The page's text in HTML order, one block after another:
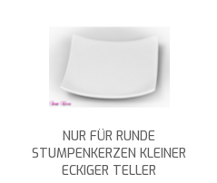
NUR FÜR RUNDE
STUMPENKERZEN KLEINER
ECKIGER TELLER